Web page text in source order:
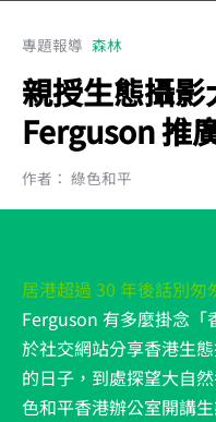
專題報導 森林
親授生態攝
Ferguson 推
作者： 綠色和平
居港超過 30 年後話別匆
Ferguson 有多麼掛念「
於社交網站分享香港生
的日子，到處探望大自
色和平香港辦公室開講